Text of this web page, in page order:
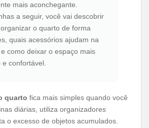
mais aconchegante.
a seguir, você vai descobrir
o quarto de forma
quais acessórios ajudam na
como deixar o espaço mais
e confortável.
quarto fica mais simples quando você
diárias, utiliza organizadores
o excesso de objetos acumulados.